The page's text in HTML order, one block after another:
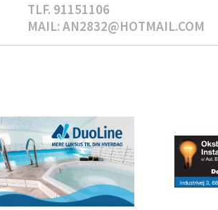
TLF. 91151106
MAIL: AN2832@HOTMAIL.COM